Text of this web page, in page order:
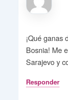
¡Qué ganas
Bosnia! Me
Sarajevo y
Responder